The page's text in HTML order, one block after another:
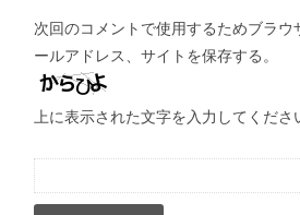
次回のコメントで使用するためブラウ
ールアドレス、サイトを保存する。
上に表示された文字を入力してくださ